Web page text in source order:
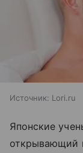
Источник: Lori.ru
Японские
открывающий